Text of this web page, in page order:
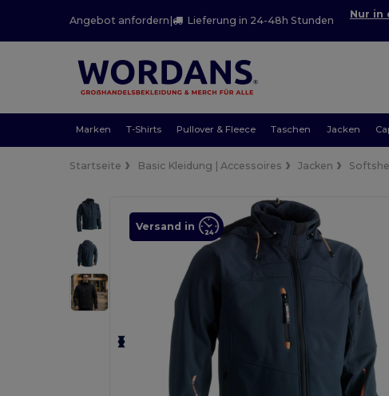
Angebot anfordern | Lieferung in 24-48h Stunden
Nur in
Marken T-Shirts Pullover & Fleece Taschen Jacken
Startseite Basic Kleidung | Accessoires Jacken
Versand in